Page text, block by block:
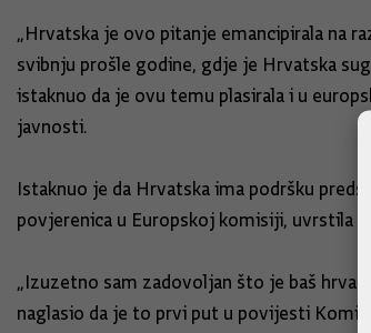
„Hrvatska je ovo pitanje emancipirala na
svibnju prošle godine, gdje je Hrvatska
istaknuo da je ovu temu plasirala i u
javnosti.
Istaknuo je da Hrvatska ima podršku
povjerenica u Europskoj komisiji, uvrstila i
„Izuzetno sam zadovoljan što je baš
naglasio da je to prvi put u povijesti